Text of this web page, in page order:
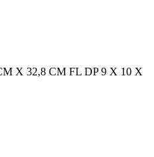
X 32,8 CM FL DP 9 X 10 X